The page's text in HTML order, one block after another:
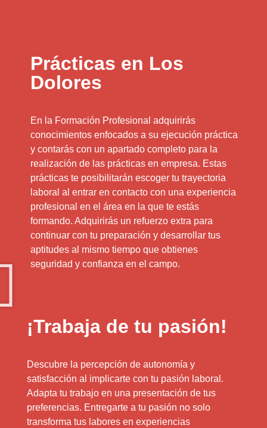
Prácticas en Los
Dolores
En la Formación Profesional adquirirás
conocimientos enfocados a su ejecución práctica
y contarás con un apartado completo para la
realización de las prácticas en empresa. Estas
prácticas te posibilitarán escoger tu trayectoria
laboral al entrar en contacto con una experiencia
profesional en el área en la que te estás
formando. Adquirirás un refuerzo extra para
continuar con tu preparación y desarrollar tus
aptitudes al mismo tiempo que obtienes
seguridad y confianza en el campo.
¡Trabaja de tu pasión!
Descubre la percepción de autonomía y
satisfacción al implicarte con tu pasión laboral.
Adapta tu trabajo en una presentación de tus
preferencias. Entregarte a tu pasión no solo
transforma tus labores en experiencias